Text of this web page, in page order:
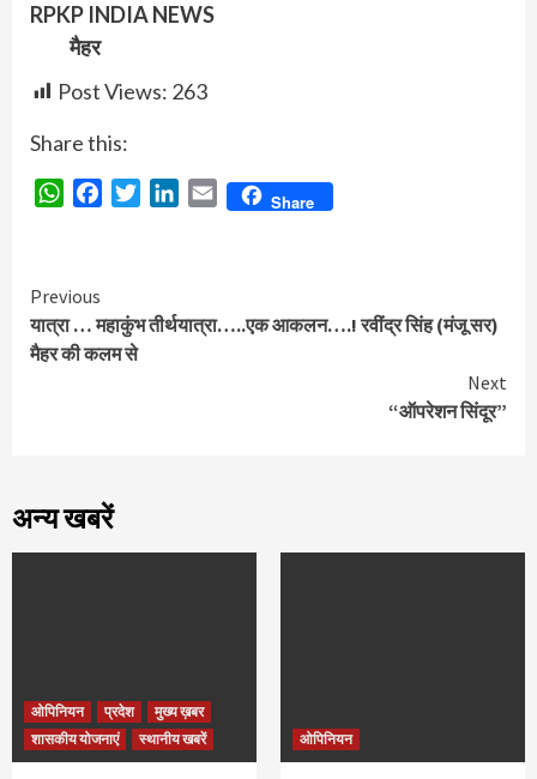
RPKP INDIA NEWS
मैहर
Post Views: 263
Share this:
WhatsAppFacebookTwitterLinkedIn
Email Share
Continue
Reading
Previous
यात्रा … महाकुंभ तीर्थयात्रा…..एक आकलन….! रवींद्र सिंह (मंजू सर)
मैहर की कलम से
Next
“ऑपरेशन सिंदूर”
अन्य खबरें
ओपिनियन प्रदेश
मुख्य ख़बर
शासकीय योजनाएं
स्थानीय खबरें ओपिनियन